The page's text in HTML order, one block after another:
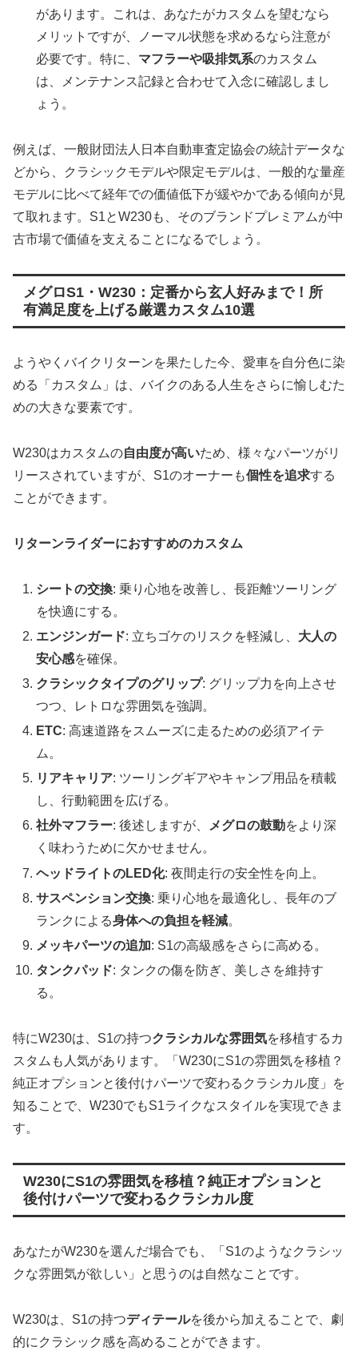
があります。これは、あなたがカスタムを望むなら
メリットですが、ノーマル状態を求めるなら注意が
必要です。特に、 マフラーや吸排気系のカスタム
は、メンテナンス記録と合わせて入念に確認しまし
ょう。
例えば、一般財団法人日本自動車査定協会の統計データな
どから、クラシックモデルや限定モデルは、一般的な量産
モデルに比べて経年での価値低下が緩やかである傾向が見
て取れます。S1とW230も、そのブランドプレミアムが中
古市場で価値を支えることになるでしょう。
メグロS1・W230：定番から玄人好みまで！所
有満足度を上げる厳選カスタム10選
ようやくバイクリターンを果たした今、愛車を自分色に染
める「カスタム」は、バイクのある人生をさらに愉しむた
めの大きな要素です。
W230はカスタムの自由度が高いため、様々なパーツがリ
リースされていますが、S1のオーナーも個性を追求する
ことができます。
リターンライダーにおすすめのカスタム
シートの交換: 乗り心地を改善し、長距離ツーリング
を快適にする。
エンジンガード: 立ちゴケのリスクを軽減し、 大人の
安心感を確保。
クラシックタイプのグリップ: グリップ力を向上させ
つつ、レトロな雰囲気を強調。
ETC: 高速道路をスムーズに走るための必須アイテ
ム。
リアキャリア: ツーリングギアやキャンプ用品を積載
し、行動範囲を広げる。
社外マフラー: 後述しますが、 メグロの鼓動をより深
く味わうために欠かせません。
ヘッドライトのLED化: 夜間走行の安全性を向上。
サスペンション交換: 乗り心地を最適化し、長年のブ
ランクによる身体への負担を軽減。
メッキパーツの追加: S1の高級感をさらに高める。
タンクパッド: タンクの傷を防ぎ、美しさを維持す
る。
特にW230は、S1の持つクラシカルな雰囲気を移植するカ
スタムも人気があります。「W230にS1の雰囲気を移植？
純正オプションと後付けパーツで変わるクラシカル度」を
知ることで、W230でもS1ライクなスタイルを実現できま
す。
W230にS1の雰囲気を移植？純正オプションと
後付けパーツで変わるクラシカル度
あなたがW230を選んだ場合でも、「S1のようなクラシッ
クな雰囲気が欲しい」と思うのは自然なことです。
W230は、S1の持つディテールを後から加えることで、劇
的にクラシック感を高めることができます。